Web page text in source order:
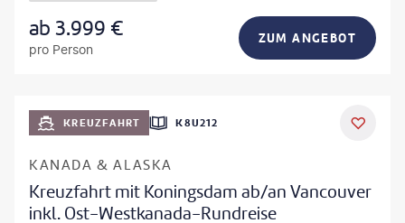
ab3.999 €
pro Person
ZUM ANGEBOT
KREUZFAHRT K8U212
KANADA & ALASKA
Kreuzfahrt mit Koningsdam ab/an Vancouver
inkl. Ost-Westkanada-Rundreise